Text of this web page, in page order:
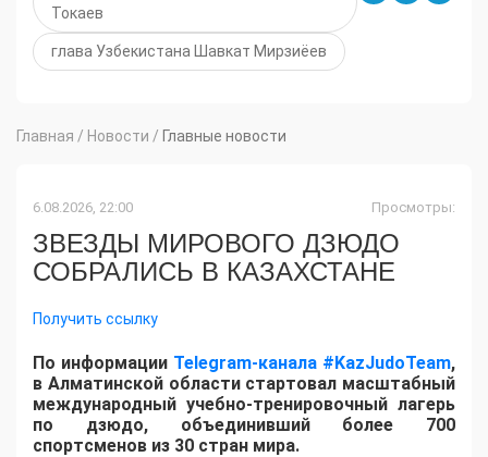
Токаев
глава Узбекистана Шавкат Мирзиёев
Главная / Новости / Главные новости
6.08.2026, 22:00 Просмотры:
ЗВЕЗДЫ МИРОВОГО ДЗЮДО
СОБРАЛИСЬ В КАЗАХСТАНЕ
Получить ссылку
По информации Telegram-канала #KazJudoTeam,
в Алматинской области стартовал масштабный
международный учебно-тренировочный лагерь
по дзюдо, объединивший более 700
спортсменов из 30 стран мира.